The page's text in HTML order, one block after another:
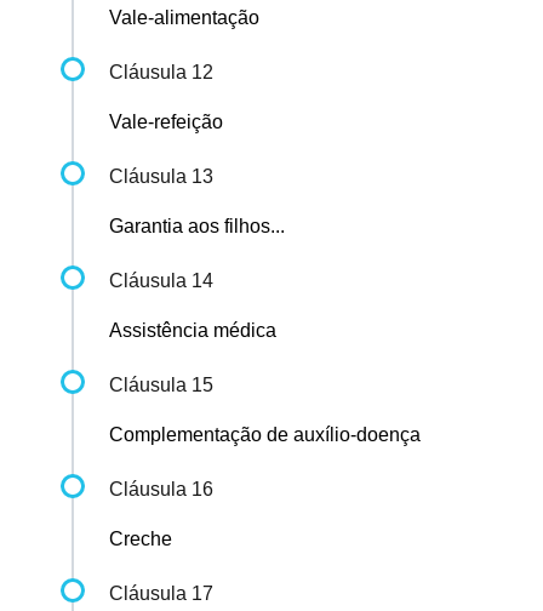
Vale-alimentação
Cláusula 12
Vale-refeição
Cláusula 13
Garantia aos filhos...
Cláusula 14
Assistência médica
Cláusula 15
Complementação de auxílio-doença
Cláusula 16
Creche
Cláusula 17